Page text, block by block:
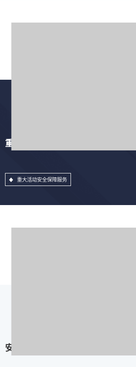
重大活动安全保障服务
重大活动安全保障服务
安全加固服务